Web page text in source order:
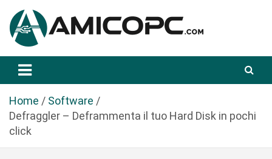
a
Amicopc.com
Home
Software
Defraggler – Deframmenta il tuo Hard Disk in pochi
click